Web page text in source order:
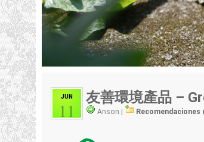
JUN
11
友善環境產品–
Anson |